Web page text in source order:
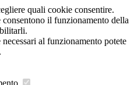
quali cookie consentire.
il funzionamento della
al funzionamento potete
.